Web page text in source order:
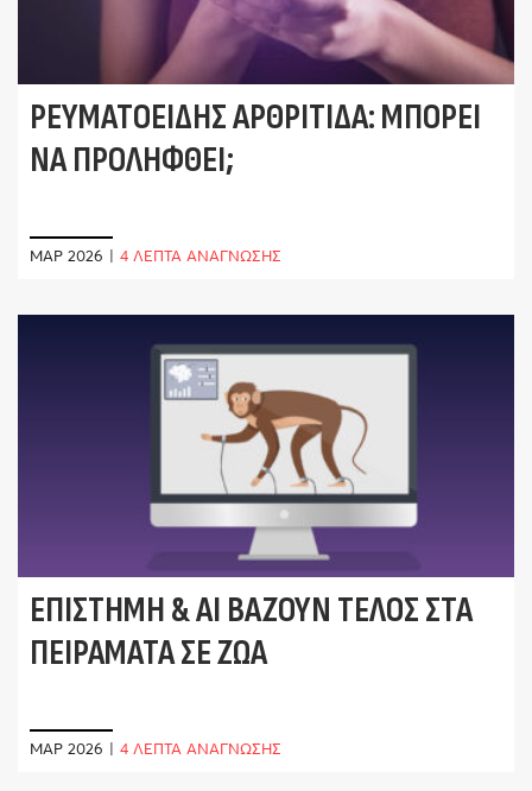
ΡΕΥΜΑΤΟΕΙΔΉΣ ΑΡΘΡΊΤΙΔΑ: ΜΠΟΡΕΊ
ΝΑ ΠΡΟΛΗΦΘΕΊ;
ΜΑΡ 2026 | 4 ΛΕΠΤΑ ΑΝΑΓΝΩΣΗΣ
ΕΠΙΣΤΉΜΗ & ΑΙ ΒΆΖΟΥΝ ΤΈΛΟΣ ΣΤΑ
ΠΕΙΡΆΜΑΤΑ ΣΕ ΖΏΑ
ΜΑΡ 2026 | 4 ΛΕΠΤΑ ΑΝΑΓΝΩΣΗΣ